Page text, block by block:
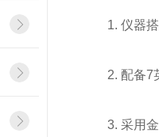
1. 仪器
2. 配备7
3. 采用